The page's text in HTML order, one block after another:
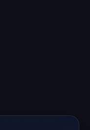
haberdar olun.